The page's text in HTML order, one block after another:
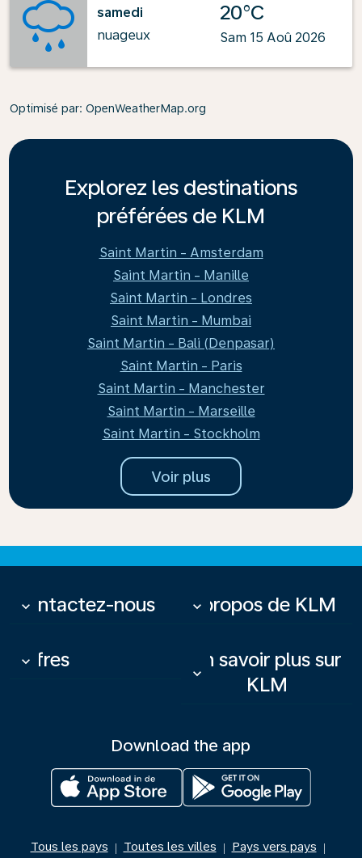
samedi
nuageux
20°C
Sam 15 Aoû 2026
Optimisé par: OpenWeatherMap.org
Explorez les destinations
préférées de KLM
Saint Martin - Amsterdam
Saint Martin - Manille
Saint Martin - Londres
Saint Martin - Mumbai
Saint Martin - Bali (Denpasar)
Saint Martin - Paris
Saint Martin - Manchester
Saint Martin - Marseille
Saint Martin - Stockholm
Voir plus
Contactez-nous
keyboard_arrow_down À propos de KLM
keyboard_arrow_down
Offres
keyboard_arrow_down
En savoir plus sur
KLM
keyboard_arrow_down
Download the app
Tous les pays | Toutes les villes | Pays vers pays |